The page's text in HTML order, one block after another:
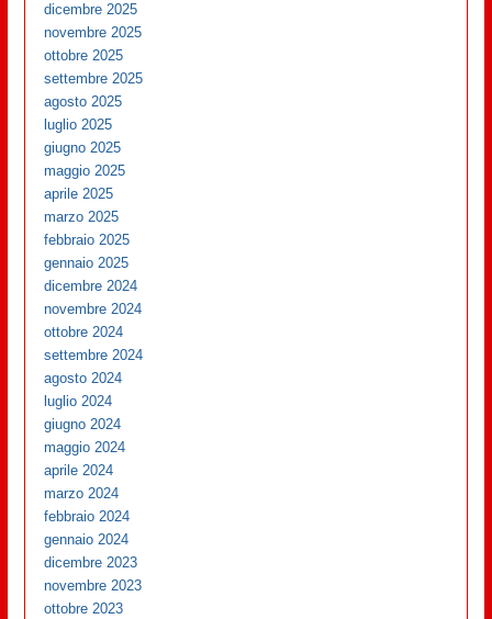
dicembre 2025
novembre 2025
ottobre 2025
settembre 2025
agosto 2025
luglio 2025
giugno 2025
maggio 2025
aprile 2025
marzo 2025
febbraio 2025
gennaio 2025
dicembre 2024
novembre 2024
ottobre 2024
settembre 2024
agosto 2024
luglio 2024
giugno 2024
maggio 2024
aprile 2024
marzo 2024
febbraio 2024
gennaio 2024
dicembre 2023
novembre 2023
ottobre 2023